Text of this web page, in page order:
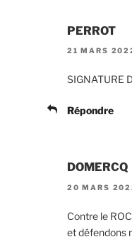
PERROT
21 MARS
SIGNATURE
Répondre
DOMERCQ
20 MARS
Contre le
et défendons